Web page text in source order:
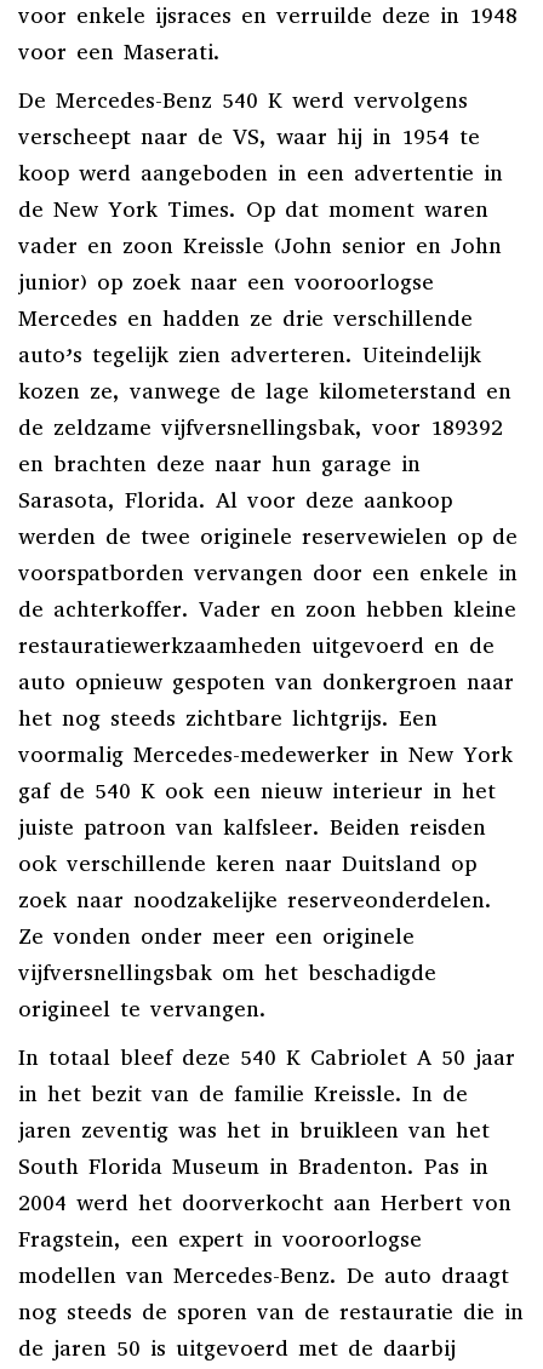
voor enkele ijsraces en verruilde deze in 1948
voor een Maserati.
De Mercedes-Benz 540 K werd vervolgens
verscheept naar de VS, waar hij in 1954 te
koop werd aangeboden in een advertentie in
de New York Times. Op dat moment waren
vader en zoon Kreissle (John senior en John
junior) op zoek naar een vooroorlogse
Mercedes en hadden ze drie verschillende
auto’s tegelijk zien adverteren. Uiteindelijk
kozen ze, vanwege de lage kilometerstand en
de zeldzame vijfversnellingsbak, voor 189392
en brachten deze naar hun garage in
Sarasota, Florida. Al voor deze aankoop
werden de twee originele reservewielen op de
voorspatborden vervangen door een enkele in
de achterkoffer. Vader en zoon hebben kleine
restauratiewerkzaamheden uitgevoerd en de
auto opnieuw gespoten van donkergroen naar
het nog steeds zichtbare lichtgrijs. Een
voormalig Mercedes-medewerker in New York
gaf de 540 K ook een nieuw interieur in het
juiste patroon van kalfsleer. Beiden reisden
ook verschillende keren naar Duitsland op
zoek naar noodzakelijke reserveonderdelen.
Ze vonden onder meer een originele
vijfversnellingsbak om het beschadigde
origineel te vervangen.
In totaal bleef deze 540 K Cabriolet A 50 jaar
in het bezit van de familie Kreissle. In de
jaren zeventig was het in bruikleen van het
South Florida Museum in Bradenton. Pas in
2004 werd het doorverkocht aan Herbert von
Fragstein, een expert in vooroorlogse
modellen van Mercedes-Benz. De auto draagt ​​
nog steeds de sporen van de restauratie die in
de jaren 50 is uitgevoerd met de daarbij